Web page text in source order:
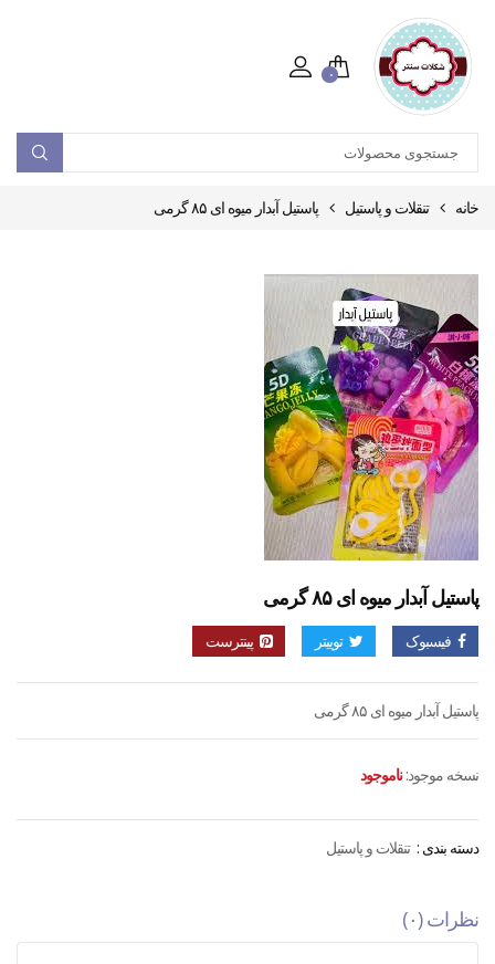
۰
خانه تنقلات و پاستیل پاستیل آبدار میوه ای ۸۵ گرمی
پاستیل آبدار میوه ای ۸۵ گرمی
فیسبوک توییتر پینترست
پاستیل آبدار میوه ای ۸۵ گرمی
نسخه موجود: ناموجود
دسته بندی : تنقلات و پاستیل
نظرات (۰)